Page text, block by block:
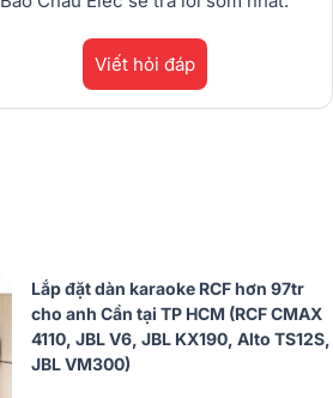
Viết hỏi đáp
Lắp đặt dàn karaoke RCF hơn 97tr
cho anh Cần tại TP HCM (RCF CMAX
4110, JBL V6, JBL KX190, Alto TS12S,
JBL VM300)